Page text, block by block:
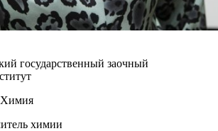
государственный заочный
химии